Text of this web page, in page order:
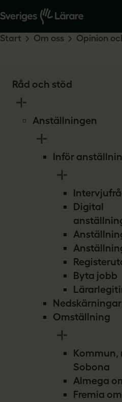
Råd och stöd
Anställningen
Inför
Digital
Byta jobb
Nedskärningar
Omställning
Kommun,
Sobona
Almega
Fremia
Start Om oss Opinion